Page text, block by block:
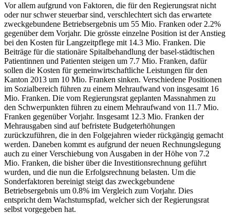
Vor allem aufgrund von Faktoren, die für den Regierungsrat nicht
oder nur schwer steuerbar sind, verschlechtert sich das erwartete
zweckgebundene Betriebsergebnis um 55 Mio. Franken oder 2.2%
gegenüber dem Vorjahr. Die grösste einzelne Position ist der Anstieg
bei den Kosten für Langzeitpflege mit 14.3 Mio. Franken. Die
Beiträge für die stationäre Spitalbehandlung der basel-städtischen
Patientinnen und Patienten steigen um 7.7 Mio. Franken, dafür
sollen die Kosten für gemeinwirtschaftliche Leistungen für den
Kanton 2013 um 10 Mio. Franken sinken. Verschiedene Positionen
im Sozialbereich führen zu einem Mehraufwand von insgesamt 16
Mio. Franken. Die vom Regierungsrat geplanten Massnahmen zu
den Schwerpunkten führen zu einem Mehraufwand von 11.7 Mio.
Franken gegenüber Vorjahr. Insgesamt 12.3 Mio. Franken der
Mehrausgaben sind auf befristete Budgeterhöhungen
zurückzuführen, die in den Folgejahren wieder rückgängig gemacht
werden. Daneben kommt es aufgrund der neuen Rechnungslegung
auch zu einer Verschiebung von Ausgaben in der Höhe von 7.2
Mio. Franken, die bisher über die Investitionsrechnung geführt
wurden, und die nun die Erfolgsrechnung belasten. Um die
Sonderfaktoren bereinigt steigt das zweckgebundene
Betriebsergebnis um 0.8% im Vergleich zum Vorjahr. Dies
entspricht dem Wachstumspfad, welcher sich der Regierungsrat
selbst vorgegeben hat.